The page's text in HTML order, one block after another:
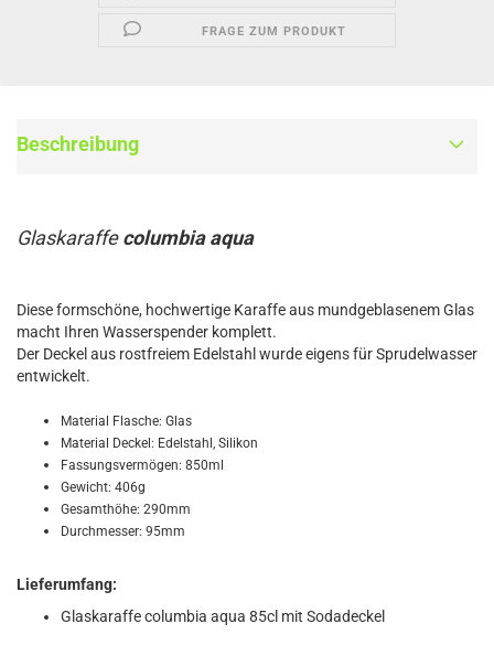
FRAGE ZUM PRODUKT
Beschreibung
Glaskaraffecolumbia aqua
Diese formschöne, hochwertige Karaffe aus mundgeblasenem Glas
macht Ihren Wasserspender komplett.
Der Deckel aus rostfreiem Edelstahl wurde eigens für Sprudelwasser
entwickelt.
Material Flasche: Glas
Material Deckel: Edelstahl, Silikon
Fassungsvermögen: 850ml
Gewicht: 406g
Gesamthöhe: 290mm
Durchmesser: 95mm
Lieferumfang:
Glaskaraffe columbia aqua 85cl mit Sodadeckel